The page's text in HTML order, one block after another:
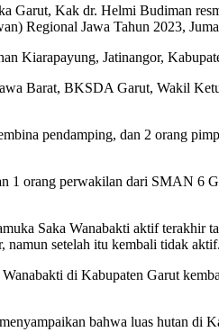
Kak dr. Helmi Budiman
Regional Jawa Tahun 2023,
Kiarapayung, Jatinangor,
Barat, BKSDA Garut, Wakil
pendamping, dan 2 orang
orang perwakilan dari SMAN 6
Saka Wanabakti aktif terakhir
namun setelah itu kembali tidak aktif.
di Kabupaten Garut
bahwa luas hutan di